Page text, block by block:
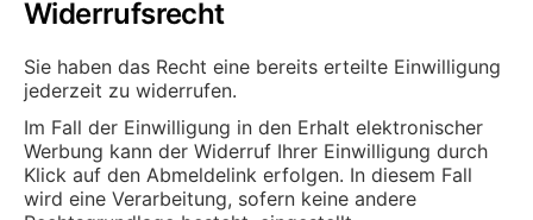
Widerrufsrecht
Sie haben das Recht eine bereits erteilte Einwilligung
jederzeit zu widerrufen.
Im Fall der Einwilligung in den Erhalt elektronischer
Werbung kann der Widerruf Ihrer Einwilligung durch
Klick auf den Abmeldelink erfolgen. In diesem Fall
wird eine Verarbeitung, sofern keine andere